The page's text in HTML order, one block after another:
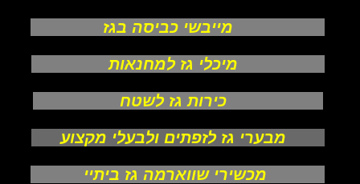
מייבשי כביסה בגז
מיכלי גז למחנאות
כירות גז לשטח
מבערי גז לזפתים ולבעלי מקצוע
מכשירי שווארמה גז ביתיי